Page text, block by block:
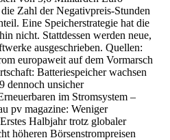
Zahl der Negativpreis-Stunden
Eine Speicherstrategie hat die
nicht. Stattdessen werden neue,
ausgeschrieben. Quellen:
europaweit auf dem Vormarsch
Batteriespeicher wachsen
dennoch unsicher
im Stromsystem –
pv magazine: Weniger
Halbjahr trotz globaler
höheren Börsenstrompreisen